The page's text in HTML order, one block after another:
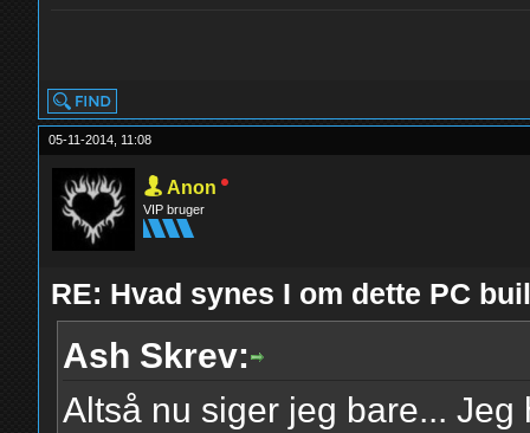
05-11-2014, 11:08
Anon
VIP bruger
RE: Hvad synes I om dette PC
Ash Skrev:
Altså nu siger jeg bare...